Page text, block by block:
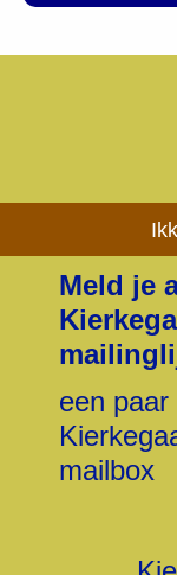
Meld je
een
mailbox